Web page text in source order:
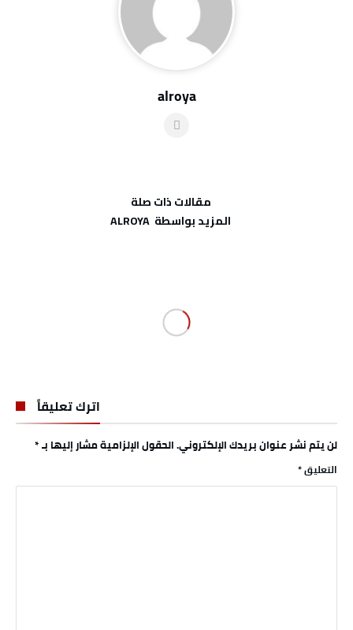
alroya
‫مقالات ذات صلة‬
‫‫المزيد بواسطة‬ ‬ ALROYA
اترك تعليقاً
لن يتم نشر عنوان بريدك الإلكتروني.الحقول الإلزامية مشار إليها بـ*
التعليق*